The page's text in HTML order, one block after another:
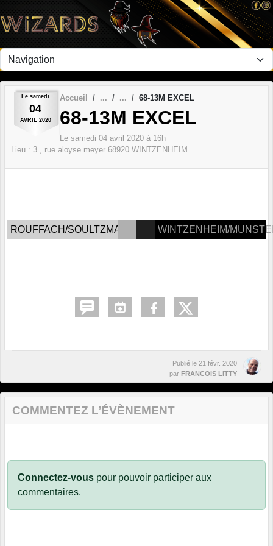
Le samedi
04
AVRIL 2020
Accueil 68-13M EXCEL
68-13M EXCEL
Le samedi 04 avril 2020 à 16h
Lieu : 3 , rue aloyse meyer 68920 WINTZENHEIM
ROUFFACH/SOULTZMATT WINTZENHEIM/
Publié le 21 févr. 2020
par FRANCOIS LITTY
COMMENTEZ L’ÉVÈNEMENT
Connectez-vous pour pouvoir participer aux
commentaires.
Panneau de gestion des cookies